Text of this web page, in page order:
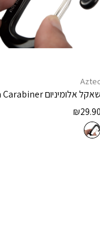
Aztec
שאקל אלומיניוםCarabiner
₪29.90